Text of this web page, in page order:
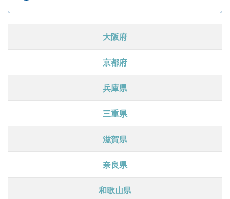
大阪府
京都府
兵庫県
三重県
滋賀県
奈良県
和歌山県